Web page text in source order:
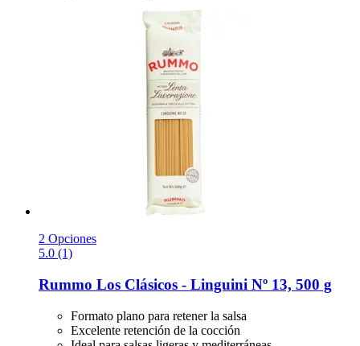
2 Opciones
5.0 (1)
Rummo Los Clásicos -​ Linguini Nº 13, 500 g
Formato plano para retener la salsa
Excelente retención de la cocción